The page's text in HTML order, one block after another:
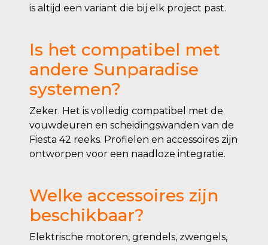
is altijd een variant die bij elk project past.
Is het compatibel met
andere Sunparadise
systemen?
Zeker. Het is volledig compatibel met de
vouwdeuren en scheidingswanden van de
Fiesta 42 reeks. Profielen en accessoires zijn
ontworpen voor een naadloze integratie.
Welke accessoires zijn
beschikbaar?
Elektrische motoren, grendels, zwengels,